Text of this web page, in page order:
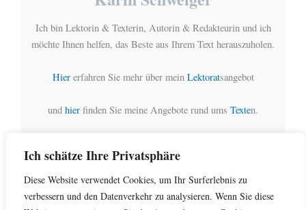
Ich schätze Ihre Privatsphäre
Diese Website verwendet Cookies, um Ihr Surferlebnis zu
verbessern und den Datenverkehr zu analysieren. Wenn Sie diese
Ich bin Lektorin & Texterin, Autorin & Redakteurin und ich
möchte Ihnen helfen, das Beste aus Ihrem Text herauszuholen.
Hiererfahren Sie mehr über mein Lektoratsangebot
und hier finden Sie meine Angebote rund ums Texten.
Copyright © 2026 ROSSQUELLE | Präsentiert vonAstra-